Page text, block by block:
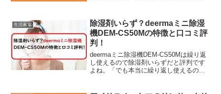
の負担が大きくて辛いものですよね～。
そんなとき、立ったままラク...
生活家電
除湿剤いらず？deermaミニ除湿
機DEM-CS50Mの特徴と口コミ評
判！
deermaミニ除湿機DEM-CS50Mは繰り返
し使えるので除湿剤いらずだと評判です
よね。「でも本当に繰り返し使えるの？